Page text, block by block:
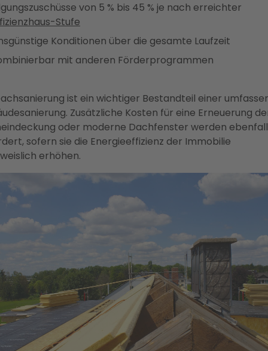
von 5 % bis 45 % je nach erreichter
Stufe
Konditionen über die gesamte Laufzeit
mit anderen Förderprogrammen
ist ein wichtiger Bestandteil einer
Zusätzliche Kosten für eine Erneuerung
oder moderne Dachfenster werden
sofern sie die Energieeffizienz der Immobilie
erhöhen.